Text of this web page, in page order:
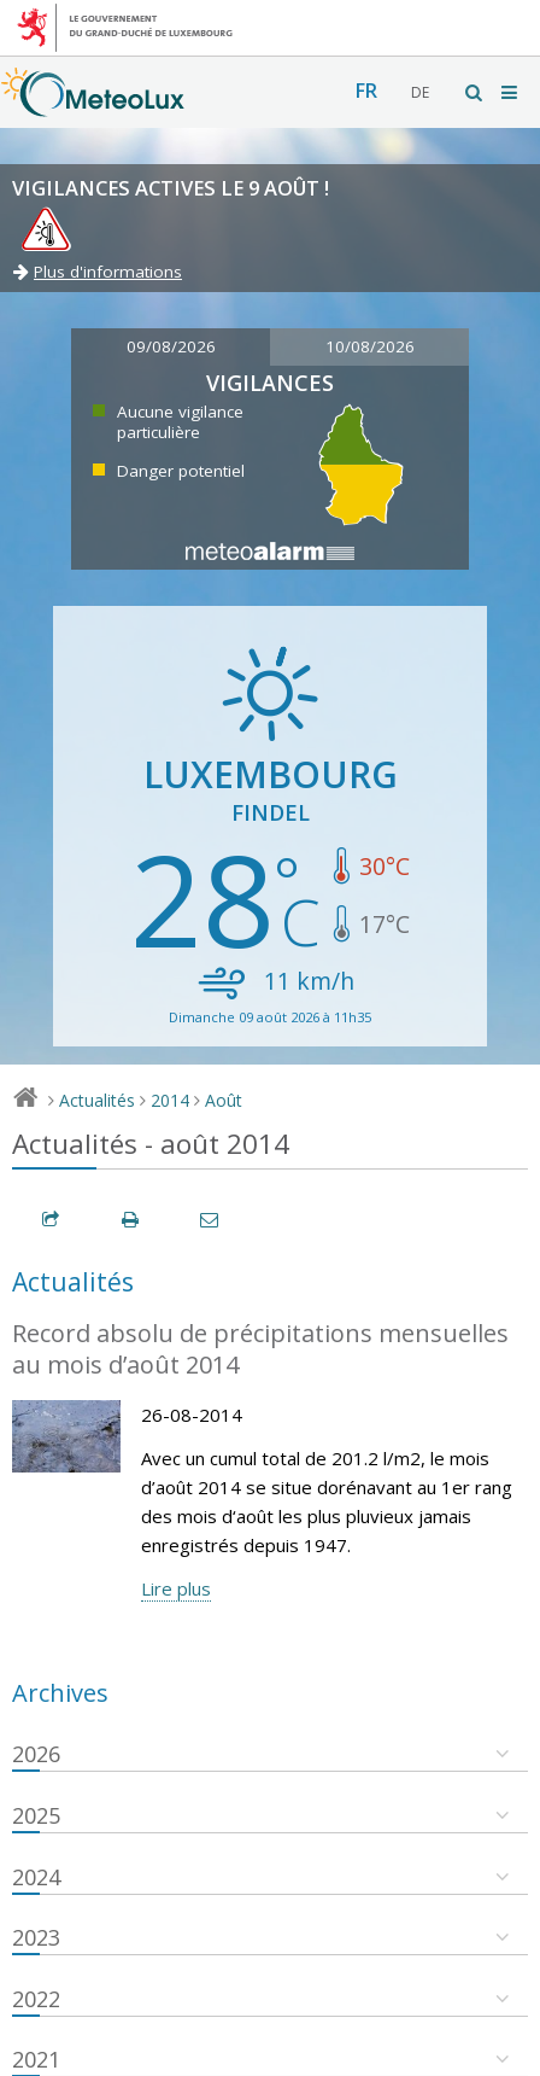
FR DE
VIGILANCES ACTIVES LE 9 AOÛT !
Plus d'informations
09/08/2026 10/08/2026
VIGILANCES
Aucune vigilance
particulière
Danger potentiel
LUXEMBOURG
FINDEL
28 30°C
17°C
11 km/h
Dimanche 09 août 2026 à 11h35
> Actualités > 2014 > Août
Actualités - août 2014
Actualités
Record absolu de précipitations mensuelles
au mois d’août 2014
26-08-2014
Avec un cumul total de 201.2 l/m2, le mois
d’août 2014 se situe dorénavant au 1er rang
des mois d‘août les plus pluvieux jamais
enregistrés depuis 1947.
Lire plus
Archives
2026
2025
2024
2023
2022
2021